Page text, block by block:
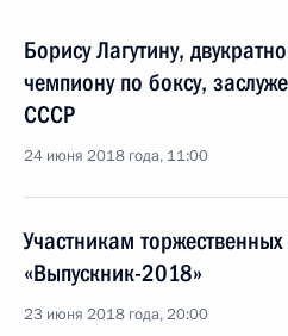
Борису Лагутину,
чемпиону по боксу,
СССР
24 июня 2018 года, 11:00
Участникам
«Выпускник-2018»
23 июня 2018 года, 20:00